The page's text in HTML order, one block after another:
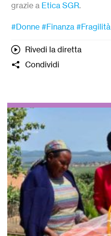
grazie a Etica SGR.
#Donne #Finanza #Fragilità
Rivedi la diretta
Condividi